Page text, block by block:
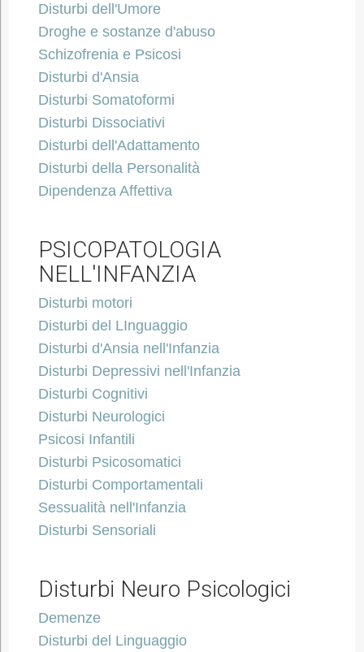
Disturbi dell'Umore
Droghe e sostanze d'abuso
Schizofrenia e Psicosi
Disturbi d'Ansia
Disturbi Somatoformi
Disturbi Dissociativi
Disturbi dell'Adattamento
Disturbi della Personalità
Dipendenza Affettiva
PSICOPATOLOGIA
NELL'INFANZIA
Disturbi motori
Disturbi del LInguaggio
Disturbi d'Ansia nell'Infanzia
Disturbi Depressivi nell'Infanzia
Disturbi Cognitivi
Disturbi Neurologici
Psicosi Infantili
Disturbi Psicosomatici
Disturbi Comportamentali
Sessualità nell'Infanzia
Disturbi Sensoriali
Disturbi Neuro Psicologici
Demenze
Disturbi del Linguaggio